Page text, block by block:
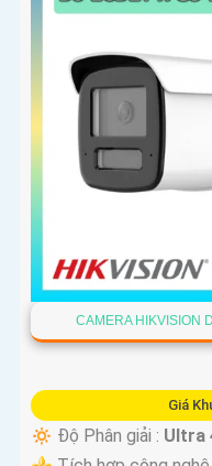
CAMERA HIKVISION
Giá
🔅 Độ Phân giải : Ultra